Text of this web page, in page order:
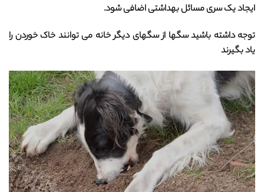
ایجاد یک سری مسائل بهداشتی اضافی شود.
توجه داشته باشید سگها از سگهای دیگر خانه می توانند خاک خوردن را
یاد بگیرند